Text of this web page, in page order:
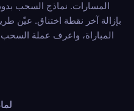
المسارات. نماذج السحب
المباراة، واعرف عملة